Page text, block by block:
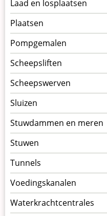
Laad en losplaatsen
Plaatsen
Pompgemalen
Scheepsliften
Scheepswerven
Sluizen
Stuwdammen en meren
Stuwen
Tunnels
Voedingskanalen
Waterkrachtcentrales